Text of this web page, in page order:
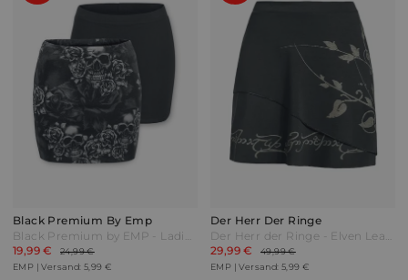
Black Premium By Emp
19,99 €
24,99 €
EMP | Versand: 5,99 €
Der Herr Der Ringe
29,99 €
49,99 €
EMP | Versand: 5,99 €